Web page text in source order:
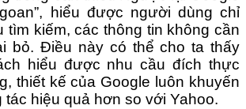
hiểu được người dùng chỉ
tìm kiếm, các thông tin không cần
bỏ. Điều này có thể cho ta thấy
hiểu được nhu cầu đích thực
thiết kế của Google luôn khuyến
hiệu quả hơn so với Yahoo.